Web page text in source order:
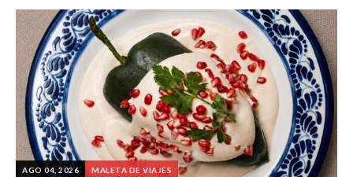
AGO 04, 2026 MALETA DE VIAJES